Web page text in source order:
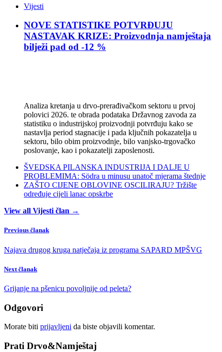
Vijesti
NOVE STATISTIKE POTVRĐUJU
NASTAVAK KRIZE: Proizvodnja namještaja
bilježi pad od -12 %
Analiza kretanja u drvo-prerađivačkom sektoru u prvoj
polovici 2026. te obrada podataka Državnog zavoda za
statistiku o industrijskoj proizvodnji potvrđuju kako se
nastavlja period stagnacije i pada ključnih pokazatelja u
sektoru, bilo obim proizvodnje, bilo vanjsko-trgovačko
poslovanje, kao i pokazatelji zaposlenosti.
ŠVEDSKA PILANSKA INDUSTRIJA I DALJE U
PROBLEMIMA: Södra u minusu unatoč mjerama štednje
ZAŠTO CIJENE OBLOVINE OSCILIRAJU? Tržište
određuje cijeli lanac opskrbe
View all Vijesti član →
Previous članak
Najava drugog kruga natječaja iz programa SAPARD MPŠVG
Next članak
Grijanje na pšenicu povoljnije od peleta?
Odgovori
Morate biti prijavljeni da biste objavili komentar.
Prati Drvo&Namještaj